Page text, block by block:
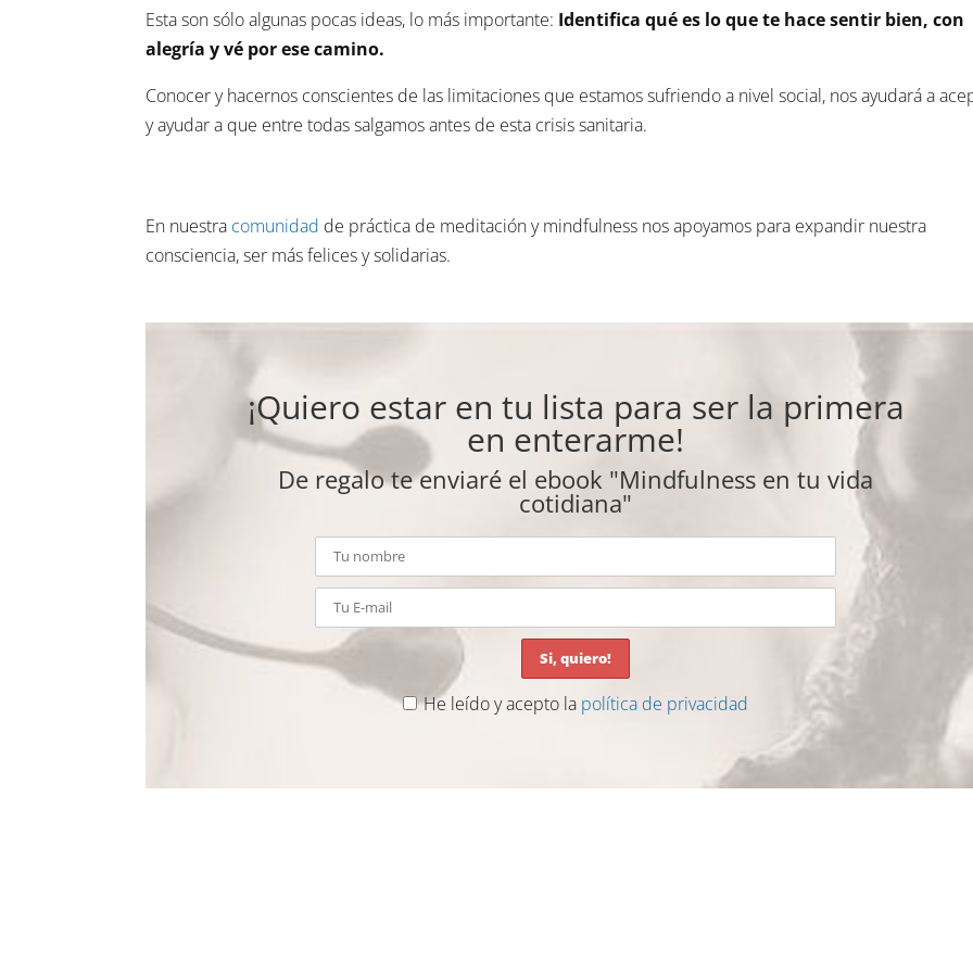
Esta son sólo algunas pocas ideas, lo más importante: Identifica qué es lo que te hace sentir bien, con
alegría y vé por ese camino.
Conocer y hacernos conscientes de las limitaciones que estamos sufriendo a nivel social, nos ayudará a
y ayudar a que entre todas salgamos antes de esta crisis sanitaria.
En nuestra comunidad de práctica de meditación y mindfulness nos apoyamos para expandir nuestra
consciencia, ser más felices y solidarias.
¡Quiero estar en tu lista para ser la primera
en enterarme!
De regalo te enviaré el ebook "Mindfulness en tu vida
cotidiana"
He leído y acepto la política de privacidad